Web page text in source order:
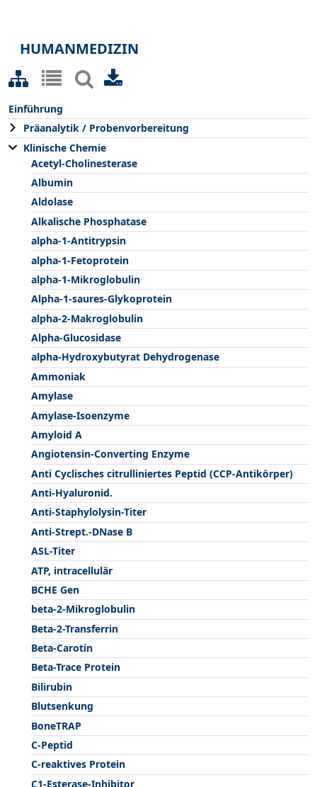
HUMANMEDIZIN
Einführung
Präanalytik / Probenvorbereitung
Klinische Chemie
Acetyl-Cholinesterase
Albumin
Aldolase
Alkalische Phosphatase
alpha-1-Antitrypsin
alpha-1-Fetoprotein
alpha-1-Mikroglobulin
Alpha-1-saures-Glykoprotein
alpha-2-Makroglobulin
Alpha-Glucosidase
alpha-Hydroxybutyrat Dehydrogenase
Ammoniak
Amylase
Amylase-Isoenzyme
Amyloid A
Angiotensin-Converting Enzyme
Anti Cyclisches citrulliniertes Peptid (CCP-Antikörper)
Anti-Hyaluronid.
Anti-Staphylolysin-Titer
Anti-Strept.-DNase B
ASL-Titer
ATP, intracellulär
BCHE Gen
beta-2-Mikroglobulin
Beta-2-Transferrin
Beta-Carotin
Beta-Trace Protein
Bilirubin
Blutsenkung
BoneTRAP
C-Peptid
C-reaktives Protein
C1-Esterase-Inhibitor